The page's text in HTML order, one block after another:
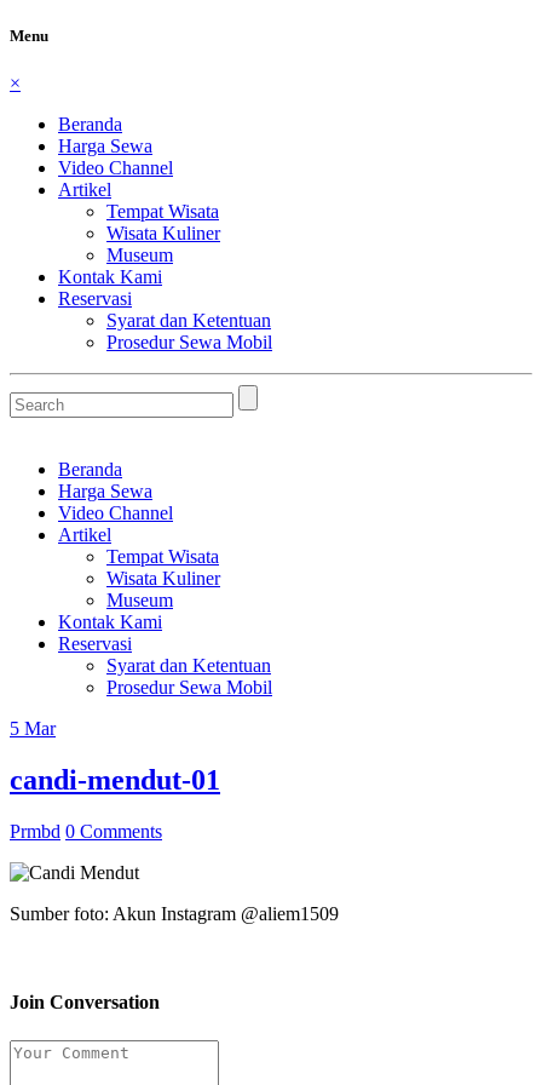
Menu
×
Beranda
Harga Sewa
Video Channel
Artikel
Tempat Wisata
Wisata Kuliner
Museum
Kontak Kami
Reservasi
Syarat dan Ketentuan
Prosedur Sewa Mobil
Beranda
Harga Sewa
Video Channel
Artikel
Tempat Wisata
Wisata Kuliner
Museum
Kontak Kami
Reservasi
Syarat dan Ketentuan
Prosedur Sewa Mobil
5 Mar
candi-mendut-01
Prmbd 0 Comments
Sumber foto: Akun Instagram @aliem1509
Join Conversation